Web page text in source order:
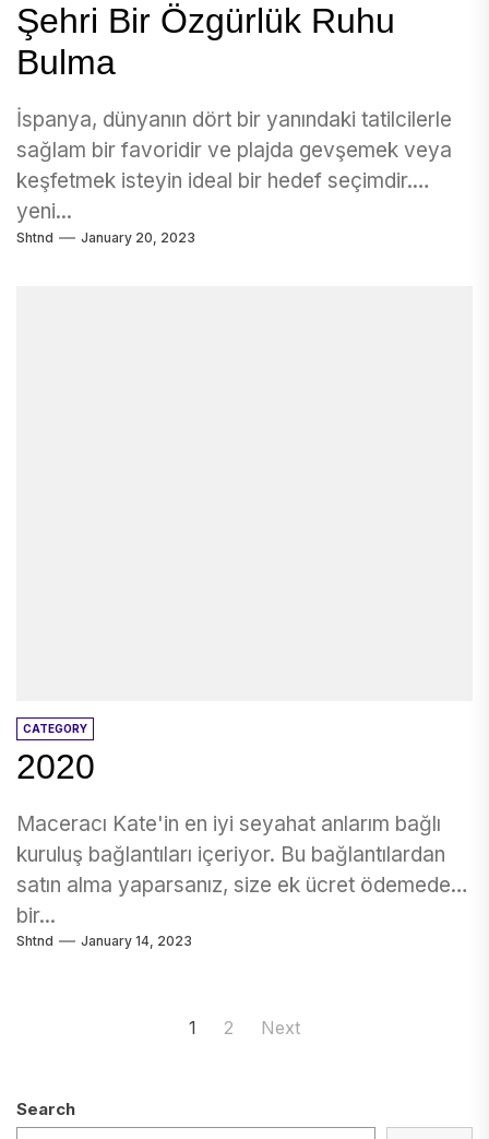
Şehri Bir Özgürlük Ruhu
Bulma
İspanya, dünyanın dört bir yanındaki tatilcilerle
sağlam bir favoridir ve plajda gevşemek veya
keşfetmek isteyin ideal bir hedef seçimdir.
yeni...
Shtnd January 20, 2023
CATEGORY
2020
Maceracı Kate'in en iyi seyahat anlarım bağlı
kuruluş bağlantıları içeriyor. Bu bağlantılardan
satın alma yaparsanız, size ek ücret ödemeden
bir...
Shtnd January 14, 2023
1 2 Next
Search